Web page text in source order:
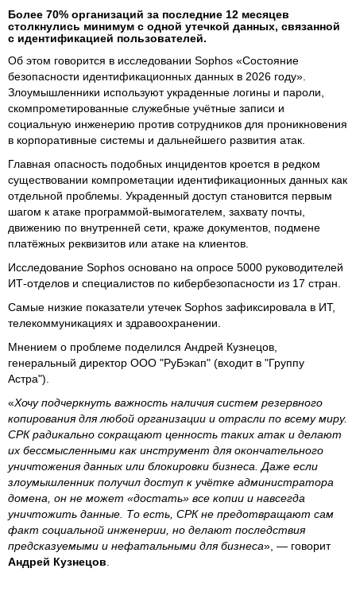
Более 70% организаций за последние 12 месяцев
столкнулись минимум с одной утечкой данных, связанной
с идентификацией пользователей.
Об этом говорится в исследовании Sophos «Состояние
безопасности идентификационных данных в 2026 году».
Злоумышленники используют украденные логины и пароли,
скомпрометированные служебные учётные записи и
социальную инженерию против сотрудников для проникновения
в корпоративные системы и дальнейшего развития атак.
Главная опасность подобных инцидентов кроется в редком
существовании компрометации идентификационных данных как
отдельной проблемы. Украденный доступ становится первым
шагом к атаке программой-вымогателем, захвату почты,
движению по внутренней сети, краже документов, подмене
платёжных реквизитов или атаке на клиентов.
Исследование Sophos основано на опросе 5000 руководителей
ИТ-отделов и специалистов по кибербезопасности из 17 стран.
Самые низкие показатели утечек Sophos зафиксировала в ИТ,
телекоммуникациях и здравоохранении.
Мнением о проблеме поделился Андрей Кузнецов,
генеральный директор ООО "РуБэкап" (входит в "Группу
Астра").
«Хочу подчеркнуть важность наличия систем резервного
копирования для любой организации и отрасли по всему миру.
СРК радикально сокращают ценность таких атак и делают
их бессмысленными как инструмент для окончательного
уничтожения данных или блокировки бизнеса. Даже если
злоумышленник получил доступ к учётке администратора
домена, он не может «достать» все копии и навсегда
уничтожить данные. То есть, СРК не предотвращают сам
факт социальной инженерии, но делают последствия
предсказуемыми и нефатальными для бизнеса», — говорит
Андрей Кузнецов